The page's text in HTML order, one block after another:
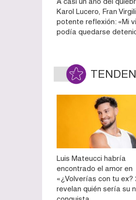
Karol Lucero, Fran
potente reflexión: «Mi
podía quedarse
Luis Mateucci habría
encontrado el amor en
«¿Volverías con tu ex?
revelan quién sería su